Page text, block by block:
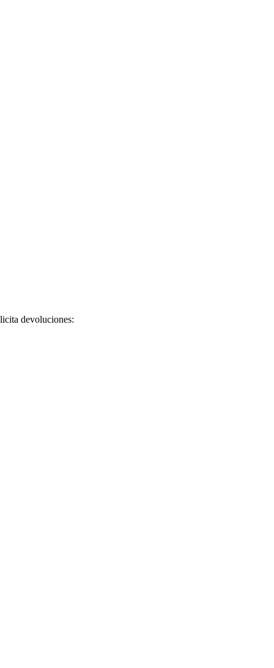
devoluciones: